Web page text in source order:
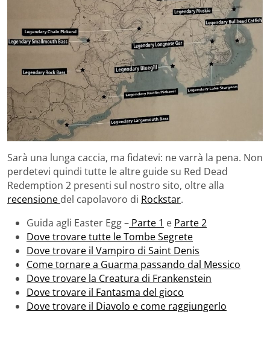
Sarà una lunga caccia, ma fidatevi: ne varrà la pena. Non
perdetevi quindi tutte le altre guide su Red Dead
Redemption 2 presenti sul nostro sito, oltre alla
recensione del capolavoro di Rockstar.
Guida agli Easter Egg – Parte 1 e Parte 2
Dove trovare tutte le Tombe Segrete
Dove trovare il Vampiro di Saint Denis
Come tornare a Guarma passando dal Messico
Dove trovare la Creatura di Frankenstein
Dove trovare il Fantasma del gioco
Dove trovare il Diavolo e come raggiungerlo